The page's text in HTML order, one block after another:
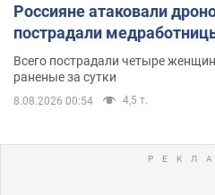
Россияне атаковали
пострадали
Всего пострадали четыре
раненые за сутки
8.08.2026 00:54 4,5 т.